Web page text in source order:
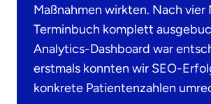
Maßnahmen wirkten. Nach vier
Terminbuch komplett
Analytics-Dashboard war
erstmals konnten wir SEO-
konkrete Patientenzahlen